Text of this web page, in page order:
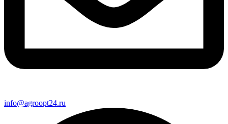
info@agroopt24.ru